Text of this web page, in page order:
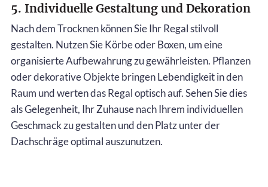
5. Individuelle Gestaltung und Dekoration
Nach dem Trocknen können Sie Ihr Regal stilvoll
gestalten. Nutzen Sie Körbe oder Boxen, um eine
organisierte Aufbewahrung zu gewährleisten. Pflanzen
oder dekorative Objekte bringen Lebendigkeit in den
Raum und werten das Regal optisch auf. Sehen Sie dies
als Gelegenheit, Ihr Zuhause nach Ihrem individuellen
Geschmack zu gestalten und den Platz unter der
Dachschräge optimal auszunutzen.